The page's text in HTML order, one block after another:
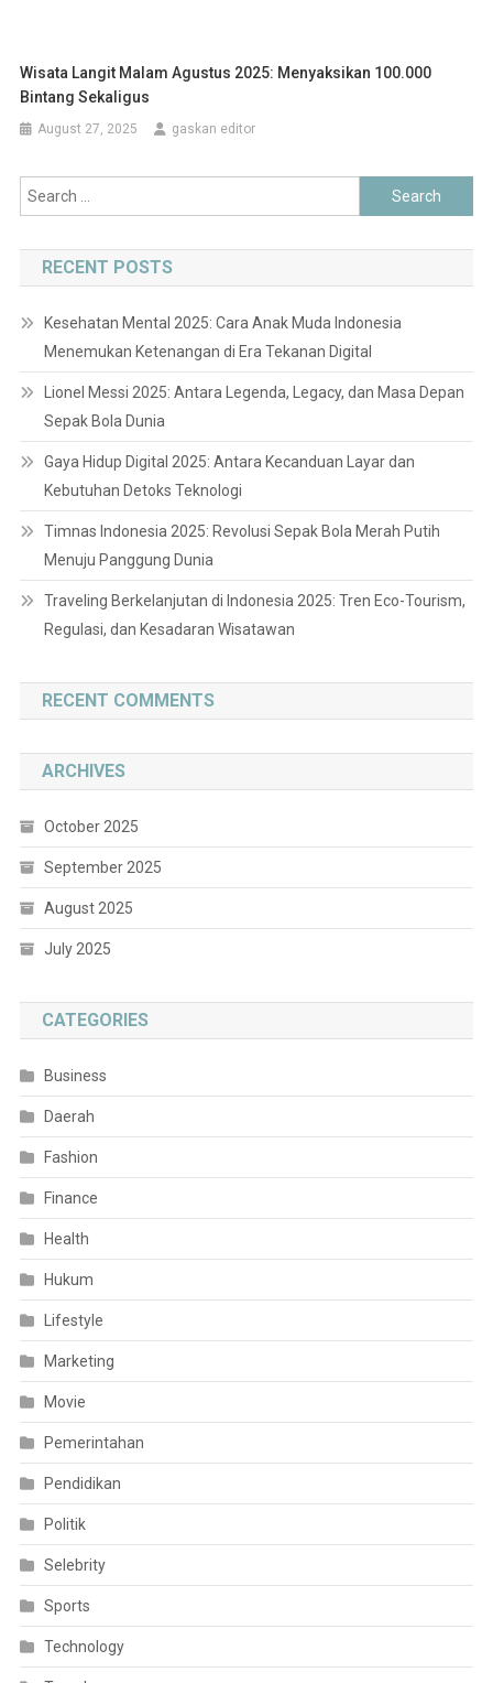
Wisata Langit Malam Agustus 2025: Menyaksikan 100.000
Bintang Sekaligus
August 27, 2025 gaskan editor
Search
for:
RECENT POSTS
Kesehatan Mental 2025: Cara Anak Muda Indonesia
Menemukan Ketenangan di Era Tekanan Digital
Lionel Messi 2025: Antara Legenda, Legacy, dan Masa Depan
Sepak Bola Dunia
Gaya Hidup Digital 2025: Antara Kecanduan Layar dan
Kebutuhan Detoks Teknologi
Timnas Indonesia 2025: Revolusi Sepak Bola Merah Putih
Menuju Panggung Dunia
Traveling Berkelanjutan di Indonesia 2025: Tren Eco-Tourism,
Regulasi, dan Kesadaran Wisatawan
RECENT COMMENTS
ARCHIVES
October 2025
September 2025
August 2025
July 2025
CATEGORIES
Business
Daerah
Fashion
Finance
Health
Hukum
Lifestyle
Marketing
Movie
Pemerintahan
Pendidikan
Politik
Selebrity
Sports
Technology